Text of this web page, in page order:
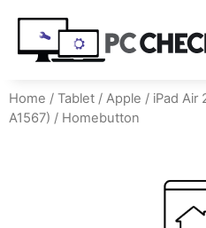
Home / Tablet / Apple / iPad Air
A1567) / Homebutton